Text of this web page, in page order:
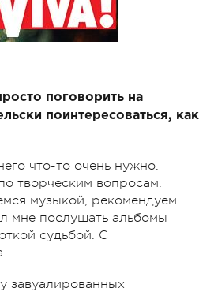
поговорить на
поинтересоваться, как
что-то очень нужно.
творческим вопросам.
музыкой, рекомендуем
мне послушать альбомы
судьбой. С
завуалированных